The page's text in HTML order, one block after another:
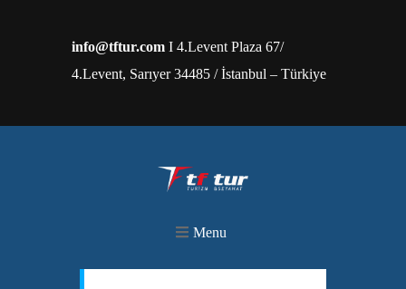
info@tftur.com I 4.Levent Plaza 67/
4.Levent, Sarıyer 34485 / İstanbul – Türkiye
Menu